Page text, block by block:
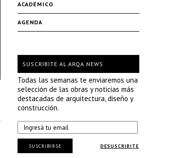
ACADÉMICO
AGENDA
SUSCRIBITE AL ARQA NEWS
Todas las semanas te enviaremos una
selección de las obras y noticias más
destacadas de arquitectura, diseño y
construcción.
DESUSCRIBITE
SUSCRIBIRSE